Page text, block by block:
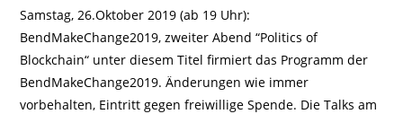
Samstag, 26.Oktober 2019 (ab 19 Uhr):
BendMakeChange2019, zweiter Abend “Politics of
Blockchain“ unter diesem Titel firmiert das Programm der
BendMakeChange2019. Änderungen wie immer
vorbehalten, Eintritt gegen freiwillige Spende. Die Talks am